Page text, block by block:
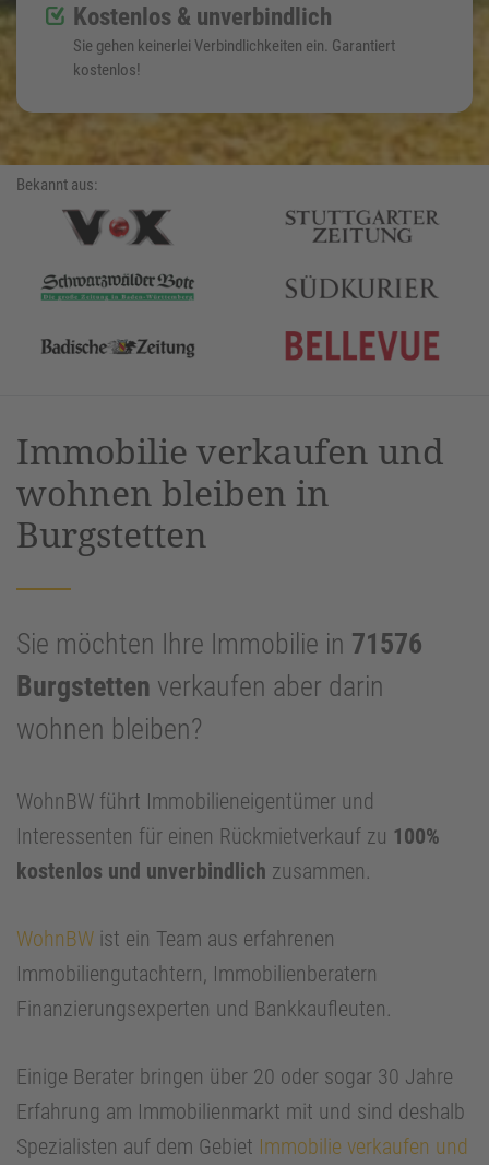
Kostenlos & unverbindlich
Sie gehen keinerlei Verbindlichkeiten ein. Garantiert
kostenlos!
Bekannt aus:
Immobilie verkaufen und
wohnen bleiben in
Burgstetten
Sie möchten Ihre Immobilie in 71576
Burgstetten verkaufen aber darin
wohnen bleiben?
WohnBW führt Immobilieneigentümer und
Interessenten für einen Rückmietverkauf zu 100%
kostenlos und unverbindlich zusammen.
WohnBW ist ein Team aus erfahrenen
Immobiliengutachtern, Immobilienberatern
Finanzierungsexperten und Bankkaufleuten.
Einige Berater bringen über 20 oder sogar 30 Jahre
Erfahrung am Immobilienmarkt mit und sind deshalb
Spezialisten auf dem Gebiet Immobilie verkaufen und